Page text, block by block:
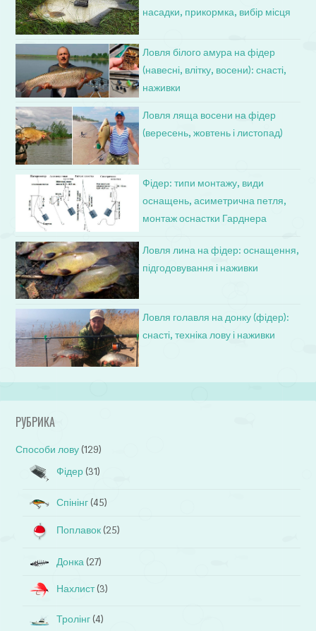
насадки, прикормка, вибір місця
Ловля білого амура на фідер
(навесні, влітку, восени): снасті,
наживки
Ловля ляща восени на фідер
(вересень, жовтень і листопад)
Фідер: типи монтажу, види
оснащень, асиметрична петля,
монтаж оснастки Гарднера
Ловля лина на фідер: оснащення,
підгодовування і наживки
Ловля голавля на донку (фідер):
снасті, техніка лову і наживки
РУБРИКА
Способи лову (129)
Фідер (31)
Спінінг (45)
Поплавок (25)
Донка (27)
Нахлист(3)
Тролінг (4)